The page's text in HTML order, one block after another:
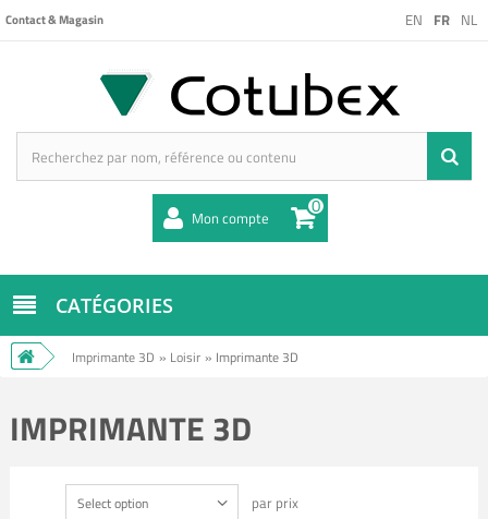
EN FR NL
Contact & Magasin
Mon compte 0
CATÉGORIES
Imprimante 3D » Loisir » Imprimante 3D
IMPRIMANTE 3D
Select option par prix